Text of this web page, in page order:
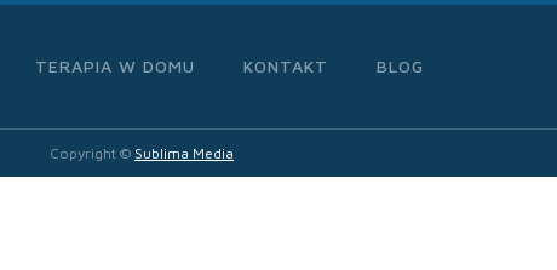
TERAPIA W DOMU KONTAKT BLOG
Copyright © Sublima Media